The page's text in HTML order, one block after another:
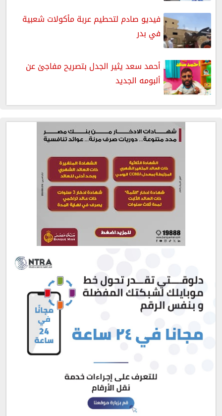
فيديو صادم لتحطيم عربة مأكولات شعبية
في بدر
أحمد سعد يثير الجدل بتصريح مفاجئ عن
ألبومه الجديد